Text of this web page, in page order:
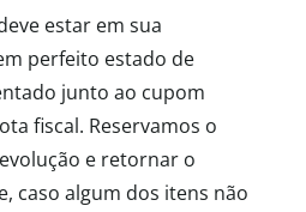
estar em sua
perfeito estado de
junto ao cupom
fiscal. Reservamos o
e retornar o
caso algum dos itens não